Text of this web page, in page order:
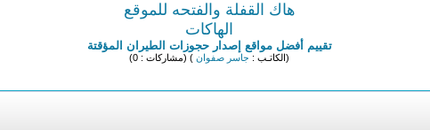
هاك القفلة والفتحه للموقع
الهاكات
تقييم أفضل مواقع إصدار حجوزات الطيران المؤقتة
(الكاتـب : جاسر صفوان ) (مشاركات : 0)